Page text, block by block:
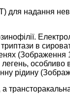
для надання
в
особливо
рідину